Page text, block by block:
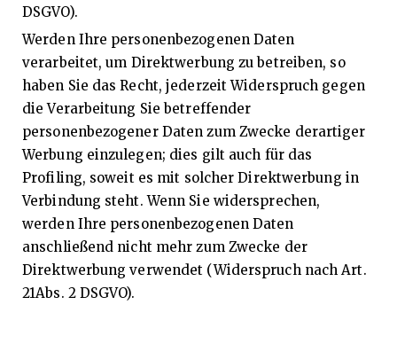
DSGVO).
Werden Ihre personenbezogenen Daten
verarbeitet, um Direktwerbung zu betreiben, so
haben Sie das Recht, jederzeit Widerspruch gegen
die Verarbeitung Sie betreffender
personenbezogener Daten zum Zwecke derartiger
Werbung einzulegen; dies gilt auch für das
Profiling, soweit es mit solcher Direktwerbung in
Verbindung steht. Wenn Sie widersprechen,
werden Ihre personenbezogenen Daten
anschließend nicht mehr zum Zwecke der
Direktwerbung verwendet (Widerspruch nach Art.
21Abs. 2 DSGVO).